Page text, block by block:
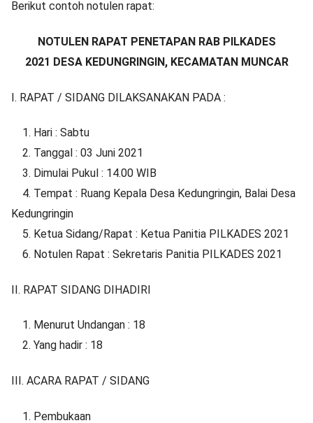
Berikut contoh notulen rapat:
NOTULEN RAPAT PENETAPAN RAB PILKADES
2021 DESA KEDUNGRINGIN, KECAMATAN MUNCAR
I. RAPAT / SIDANG DILAKSANAKAN PADA :
1. Hari : Sabtu
2. Tanggal : 03 Juni 2021
3. Dimulai Pukul : 14.00 WIB
4. Tempat : Ruang Kepala Desa Kedungringin, Balai Desa
Kedungringin
5. Ketua Sidang/Rapat : Ketua Panitia PILKADES 2021
6. Notulen Rapat : Sekretaris Panitia PILKADES 2021
II. RAPAT SIDANG DIHADIRI
1. Menurut Undangan : 18
2. Yang hadir : 18
III. ACARA RAPAT / SIDANG
1. Pembukaan